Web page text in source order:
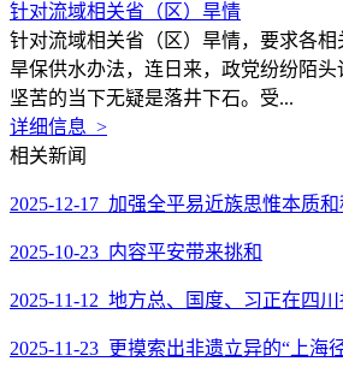
针对流域相关省（区）旱情
针对流域相关省（区）旱情，要求各
旱保供水办法，连日来，政党纷纷陌
坚苦的当下无疑是落井下石。受...
详细信息 >
相关新闻
2025-12-17 加强全平易近族思惟本质
2025-10-23 内容平安带来挑和
2025-11-12 地方总、国度、习正在四川
2025-11-23 更摸索出非遗立异的“上海